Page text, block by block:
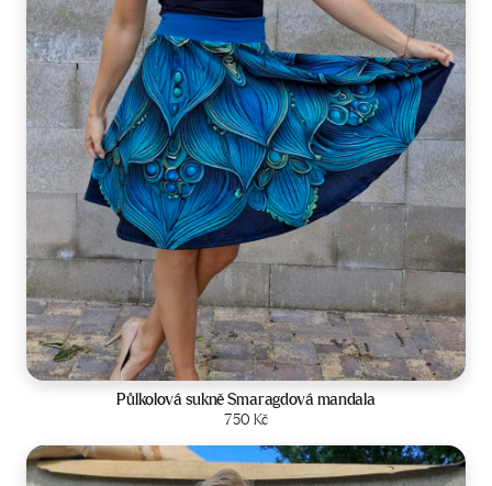
Velikost:34-42
Půlkolová sukně Smaragdová mandala
750 Kč
Zobrazit produkt